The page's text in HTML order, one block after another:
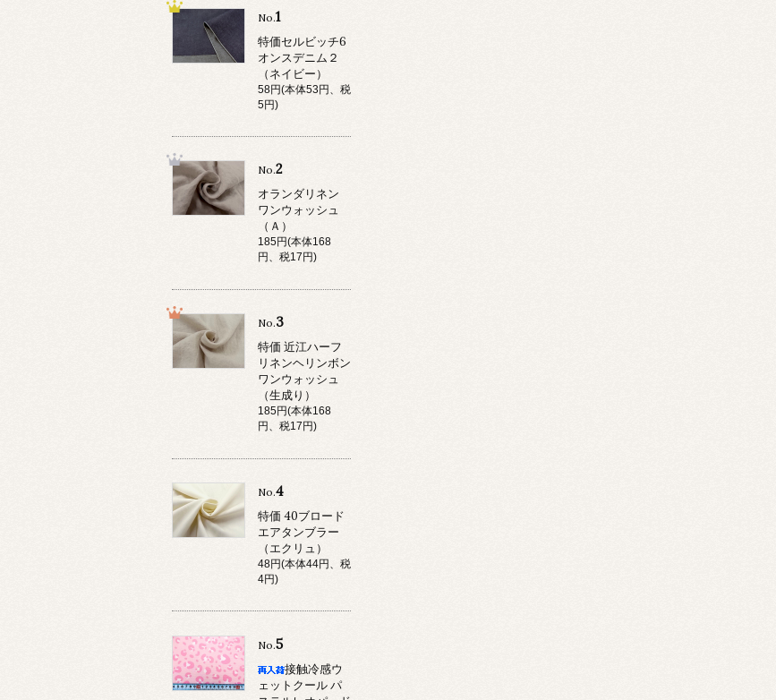
No.1
特価セルビッチ6
オンスデニム２
（ネイビー）
58円(本体53円、税
5円)
No.2
オランダリネン
ワンウォッシュ
（Ａ）
185円(本体168
円、税17円)
No.3
特価 近江ハーフ
リネンヘリンボン
ワンウォッシュ
（生成り）
185円(本体168
円、税17円)
No.4
特価 40ブロード
エアタンブラー
（エクリュ）
48円(本体44円、税
4円)
No.5
接触冷感ウ
ェットクール パ